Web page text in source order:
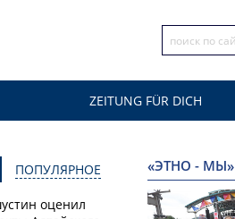
ZEITUNG FÜR DICH
ПОПУЛЯРНОЕ
оценил
«ЭТНО - МЫ»